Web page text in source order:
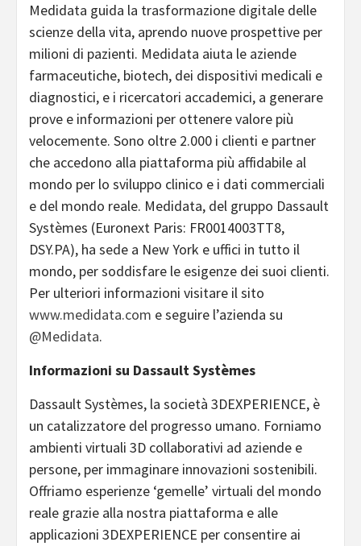
Medidata guida la trasformazione digitale delle
scienze della vita, aprendo nuove prospettive per
milioni di pazienti. Medidata aiuta le aziende
farmaceutiche, biotech, dei dispositivi medicali e
diagnostici, e i ricercatori accademici, a generare
prove e informazioni per ottenere valore più
velocemente. Sono oltre 2.000 i clienti e partner
che accedono alla piattaforma più affidabile al
mondo per lo sviluppo clinico e i dati commerciali
e del mondo reale. Medidata, del gruppo Dassault
Systèmes (Euronext Paris: FR0014003TT8,
DSY.PA), ha sede a New York e uffici in tutto il
mondo, per soddisfare le esigenze dei suoi clienti.
Per ulteriori informazioni visitare il sito
www.medidata.com e seguire l’azienda su
@Medidata.
Informazioni su Dassault Systèmes
Dassault Systèmes, la società 3DEXPERIENCE, è
un catalizzatore del progresso umano. Forniamo
ambienti virtuali 3D collaborativi ad aziende e
persone, per immaginare innovazioni sostenibili.
Offriamo esperienze ‘gemelle’ virtuali del mondo
reale grazie alla nostra piattaforma e alle
applicazioni 3DEXPERIENCE per consentire ai